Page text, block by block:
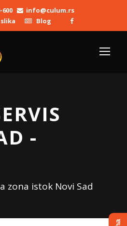
600
info@culum.rs
Blog
-
zona istok Novi Sad